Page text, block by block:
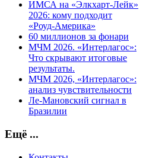
ИМСА на «Элкхарт-Лейк»
2026: кому подходит
«Роуд-Америка»
60 миллионов за фонари
МЧМ 2026. «Интерлагос»:
Что скрывают итоговые
результаты.
МЧМ 2026, «Интерлагос»:
анализ чувствительности
Ле-Мановский сигнал в
Бразилии
Ещё ...